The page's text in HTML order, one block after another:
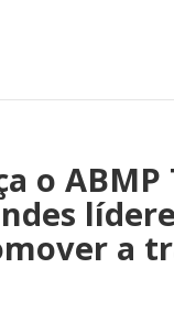
o
a